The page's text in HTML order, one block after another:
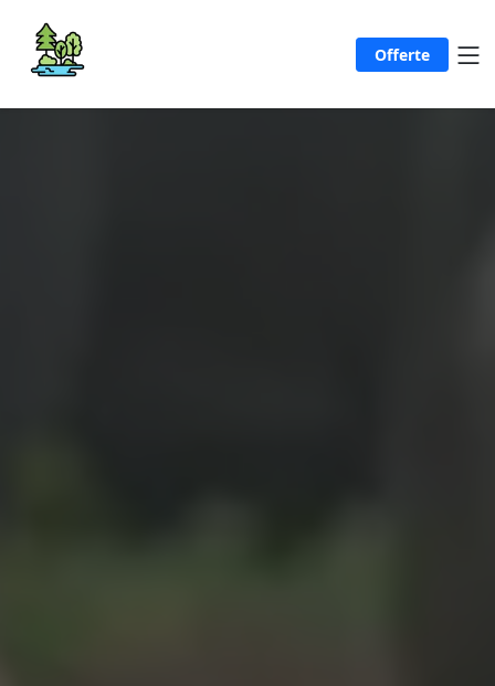
Offerte